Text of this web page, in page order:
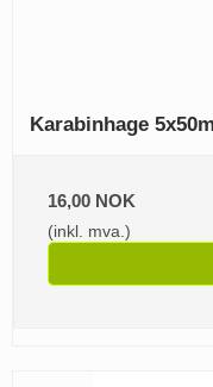
Karabinhage
16,00 NOK
(inkl. mva.)